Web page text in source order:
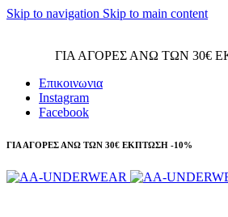
Skip to navigation Skip to main content
ΓΙΑ ΑΓΟΡΕΣ ΑΝΩ ΤΩΝ 30€
Επικοινωνια
Instagram
Facebook
ΓΙΑ ΑΓΟΡΕΣ ΑΝΩ ΤΩΝ 30€ ΕΚΠΤΩΣΗ -10%